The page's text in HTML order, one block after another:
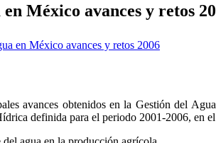
México avances y retos
avances obtenidos en la Gestión del
definida para el periodo 2001-2006, en